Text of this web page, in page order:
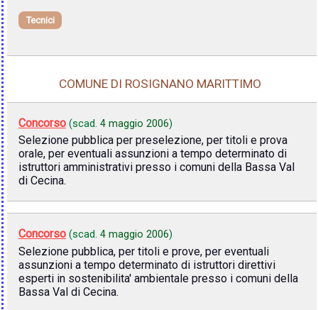
Tecnici
COMUNE DI ROSIGNANO MARITTIMO
Concorso (scad. 4 maggio 2006)
Selezione pubblica per preselezione, per titoli e prova
orale, per eventuali assunzioni a tempo determinato di
istruttori amministrativi presso i comuni della Bassa Val
di Cecina.
Concorso (scad. 4 maggio 2006)
Selezione pubblica, per titoli e prove, per eventuali
assunzioni a tempo determinato di istruttori direttivi
esperti in sostenibilita' ambientale presso i comuni della
Bassa Val di Cecina.